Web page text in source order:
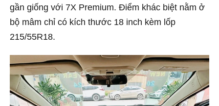
gần giống với 7X Premium. Điểm khác biệt nằm ở
bộ mâm chỉ có kích thước 18 inch kèm lốp
215/55R18.